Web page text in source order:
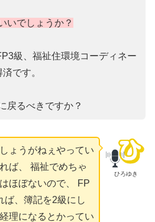
いでしょうか？
級、福祉住環境コーディネー
です。
戻るべきですか？
ひろゆき
ょうがねぇやってい
ば、 福祉でめちゃ
ほぼないので、 FP
ば、簿記を2級にし
理になるとかってい